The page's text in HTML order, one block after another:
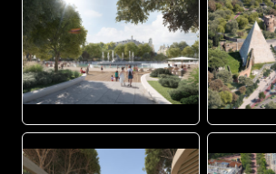
JPG JPG